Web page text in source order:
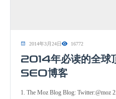
2014年3月24日 16772
2014年必读的全球
SEO博客
1. The Moz Blog Blog: Twitter:@moz 2.